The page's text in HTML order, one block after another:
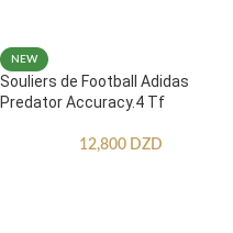
NEW
Souliers de Football Adidas
Predator Accuracy.4 Tf
12,800 DZD